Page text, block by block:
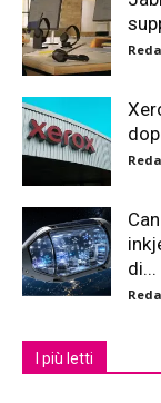
di...
I più letti